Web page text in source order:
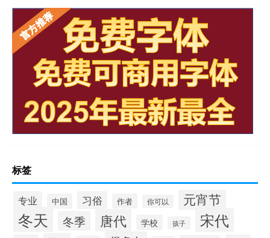
标签
专业 中国 习俗 作者 你可以 元宵节
冬天 冬季 唐代 学校 孩子 宋代